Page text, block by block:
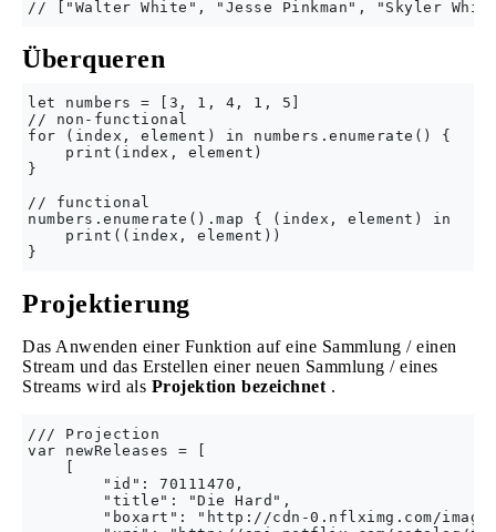
Überqueren
let numbers = [3, 1, 4, 1, 5]
// non-functional
for (index, element) in numbers.enumerate() {
    print(index, element)
}
// functional
numbers.enumerate().map { (index, element) in
    print((index, element))
Projektierung
Das Anwenden einer Funktion auf eine Sammlung / einen
Stream und das Erstellen einer neuen Sammlung / eines
Streams wird als Projektion bezeichnet .
/// Projection
var newReleases = [
        "id": 70111470,
        "title": "Die Hard",
"boxart": "http://cdn-0.nflximg.com/